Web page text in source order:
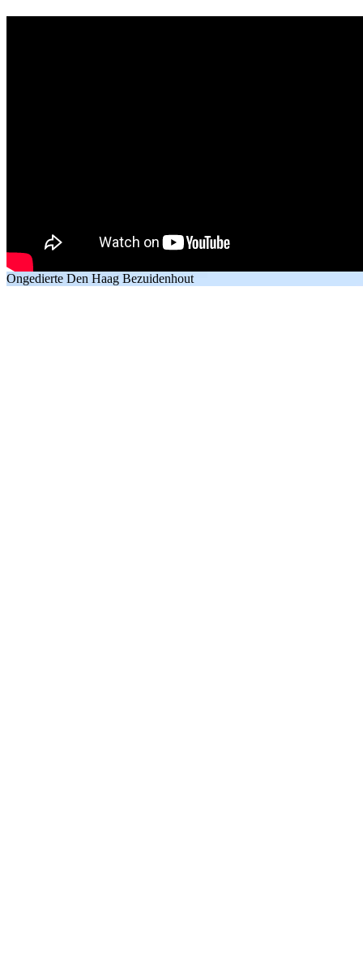
Ongedierte Den Haag Bezuidenhout